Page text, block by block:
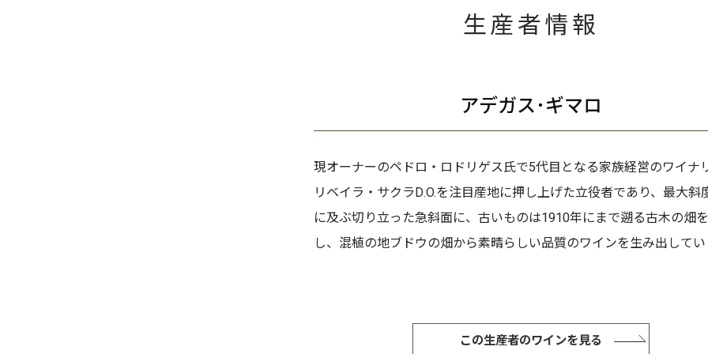
生産者情報
アデガス･ギマロ
現オーナーのペドロ・ロドリゲス氏で5代目となる家族経営のワイナ
リベイラ・サクラD.O.を注目産地に押し上げた立役者であり、最大斜
に及ぶ切り立った急斜面に、古いものは1910年にまで遡る古木の畑
し、混植の地ブドウの畑から素晴らしい品質のワインを生み出してい
この生産者のワインを見る